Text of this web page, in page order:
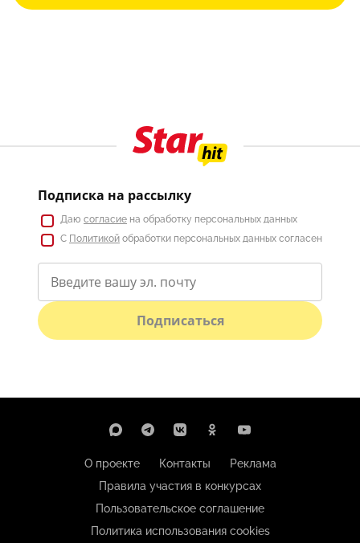
Подписка на рассылку
Даю согласие на обработку персональных данных
С Политикой обработки персональных данных согласен
Подписаться
О проекте Контакты
Реклама
Правила участия в конкурсах
Пользовательское соглашение
Политика использования cookies